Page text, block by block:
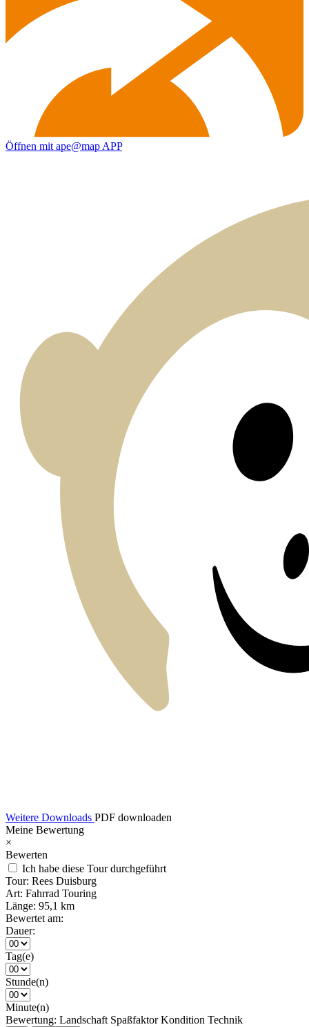
Öffnen mit ape@map APP
Weitere Downloads PDF downloaden
Meine Bewertung
×
Bewerten
Ich habe diese Tour durchgeführt
Tour: Rees Duisburg
Art: Fahrrad Touring
Länge: 95,1 km
Bewertet am:
Dauer:
Tag(e)
Stunde(n)
Minute(n)
Bewertung: Landschaft Spaßfaktor Kondition Technik